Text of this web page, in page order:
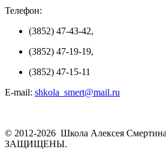
Телефон:
(3852) 47-43-42,
(3852) 47-19-19,
(3852) 47-15-11
E-mail: shkola_smert@mail.ru
© 2012-2026 Школа Алексея
ЗАЩИЩЕНЫ.